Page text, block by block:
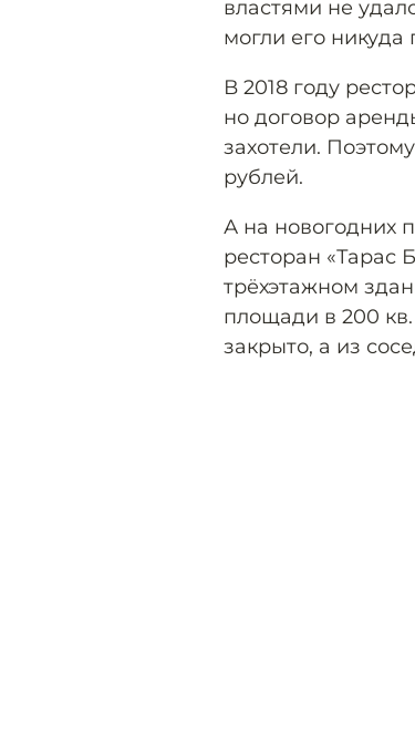
властями не
могли его никуда
В 2018 году
но договор
захотели.
рублей.
А на новогодних
ресторан «Тарас
трёхэтажном
площади в 200
закрыто, а из